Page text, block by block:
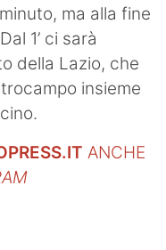
ma alla fine
1’ ci sarà
della Lazio, che
insieme
ANCHE